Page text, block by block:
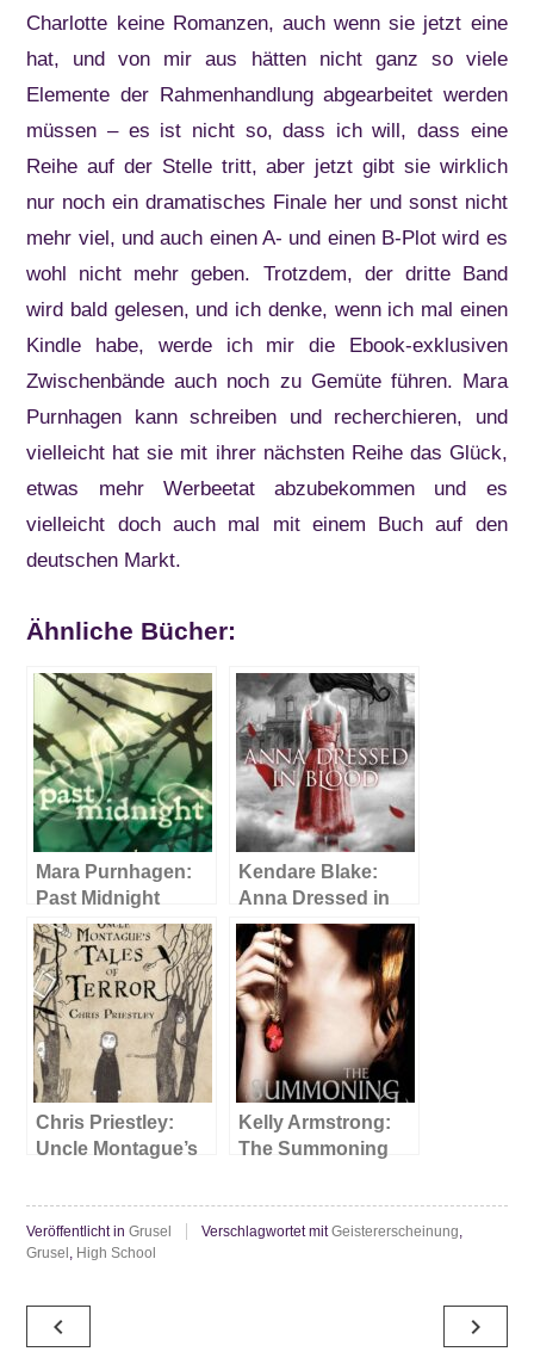
Charlotte keine Romanzen, auch wenn sie jetzt eine
hat, und von mir aus hätten nicht ganz so viele
Elemente der Rahmenhandlung abgearbeitet werden
müssen – es ist nicht so, dass ich will, dass eine
Reihe auf der Stelle tritt, aber jetzt gibt sie wirklich
nur noch ein dramatisches Finale her und sonst nicht
mehr viel, und auch einen A- und einen B-Plot wird es
wohl nicht mehr geben. Trotzdem, der dritte Band
wird bald gelesen, und ich denke, wenn ich mal einen
Kindle habe, werde ich mir die Ebook-exklusiven
Zwischenbände auch noch zu Gemüte führen. Mara
Purnhagen kann schreiben und recherchieren, und
vielleicht hat sie mit ihrer nächsten Reihe das Glück,
etwas mehr Werbeetat abzubekommen und es
vielleicht doch auch mal mit einem Buch auf den
deutschen Markt.
Ähnliche Bücher:
Mara Purnhagen:
Past Midnight
Kendare Blake:
Anna Dressed in
Blood
Chris Priestley:
Uncle Montague’s
Kelly Armstrong:
The Summoning
Veröffentlicht inGrusel Verschlagwortet mitGeistererscheinung,
Grusel , High School
Beitragsnavigation
navigate_before navigate_next